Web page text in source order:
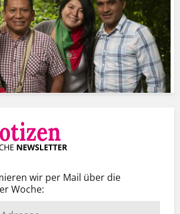
wir per Mail über die
Woche: